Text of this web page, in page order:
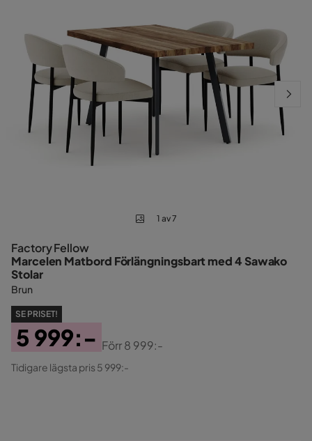
1 av 7
Factory Fellow
Marcelen Matbord Förlängningsbart med 4 Sawako
Stolar
Brun
SE PRISET!
Pris
5 999:-
Original
Förr8 999:-
Tidigare lägsta pris 5 999:-